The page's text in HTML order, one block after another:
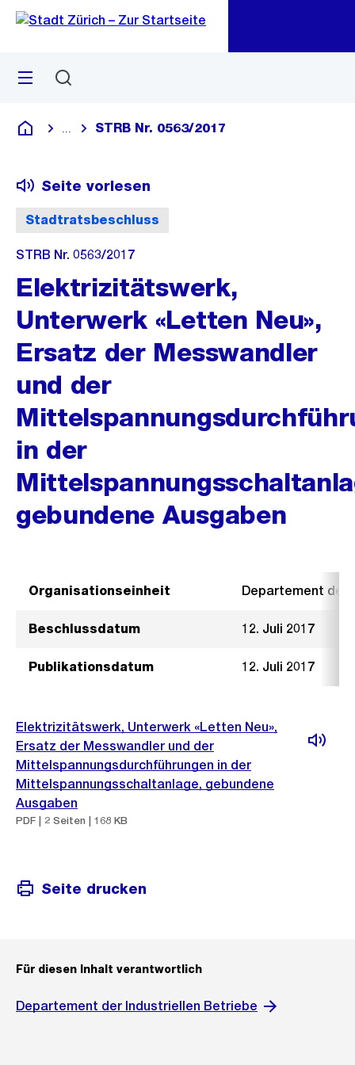
Navigation
Sprunglink
Menü
Deutsch
Blende alle Breadcrumbs ein
STRB Nr. 0563/2017
Stadtratsbeschluss
Seite vorlesen
STRB Nr. 0563/2017
Elektrizitätswerk,
Unterwerk «Letten Neu»,
Ersatz der Messwandler
und der
in der
gebundene Ausgaben
Organisationseinheit Departement der
Beschlussdatum 12. Juli 2017
Publikationsdatum 12. Juli 2017
Elektrizitätswerk, Unterwerk «Letten Neu»,
Ersatz der Messwandler und der
Mittelspannungsdurchführungen in der
Mittelspannungsschaltanlage, gebundene
Ausgaben
PDF | 2 Seiten | 168 KB
Seite drucken
Für diesen Inhalt verantwortlich
Departement der Industriellen Betriebe